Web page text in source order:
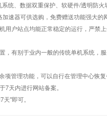
统、数据双重保护、软硬件/透明防火
速器可供选购，免费赠送功能强大
用户站点均能正常稳定的运行，严禁
，有别于业内一般的传统单机系统，
项管理功能，可以自行在管理中心恢
7天内进行网站备案。
"即可。